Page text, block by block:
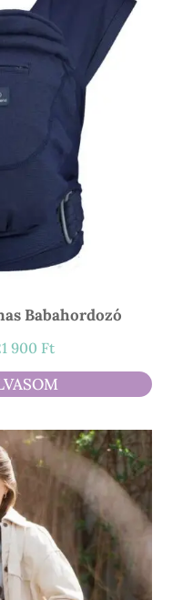
Babahordozó
900 FtÁrtartomány:
6
900 Ft
21
900 Ft